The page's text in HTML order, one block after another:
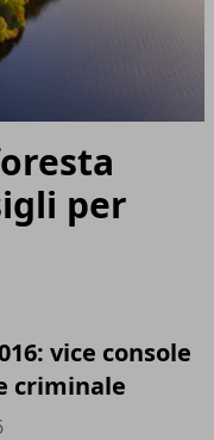
per
vice console
criminale